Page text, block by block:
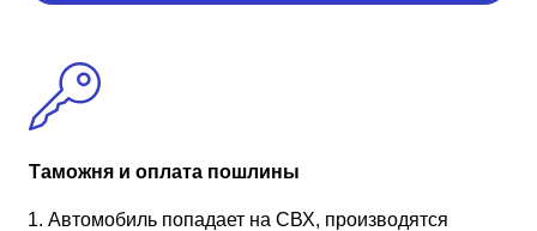
Таможня и оплата пошлины
Автомобиль попадает на СВХ, производятся